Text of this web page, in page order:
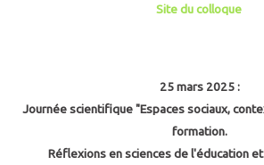
Site du colloque
25 mars 2025 :
Journée scientifique "Espaces sociaux,
formation.
Réflexions en sciences de l'éducation